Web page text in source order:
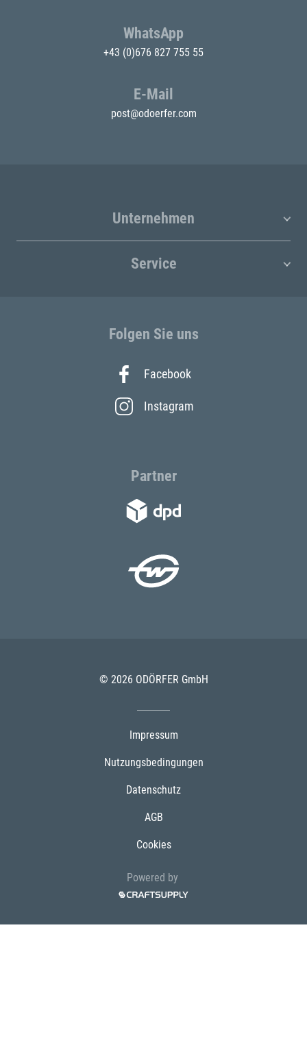
WhatsApp
+43 (0)676 827 755 55
E-Mail
post@odoerfer.com
Unternehmen
Service
Folgen Sie uns
Facebook
Instagram
Partner
© 2026 ODÖRFER GmbH
Impressum
Nutzungsbedingungen
Datenschutz
AGB
Cookies
Powered by